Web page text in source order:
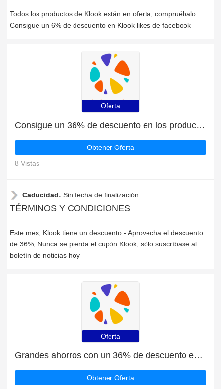
Todos los productos de Klook están en oferta, compruébalo:
Consigue un 6% de descuento en Klook likes de facebook
Oferta
Consigue un 36% de descuento en los productos de Klook | caduca pronto
Obtener Oferta
8 Vistas
Caducidad: Sin fecha de finalización
TÉRMINOS Y CONDICIONES
Este mes, Klook tiene un descuento - Aprovecha el descuento
de 36%, Nunca se pierda el cupón Klook, sólo suscríbase al
boletín de noticias hoy
Oferta
Grandes ahorros con un 36% de descuento en las últimas ofertas
Obtener Oferta